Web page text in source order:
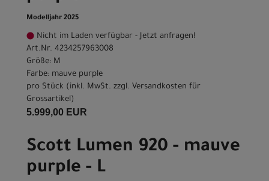
Modelljahr 2025
Nicht im Laden verfügbar - Jetzt anfragen!
Art.Nr. 4234257963008
Größe: M
Farbe: mauve purple
pro Stück (inkl. MwSt. zzgl. Versandkosten für
Grossartikel)
5.999,00 EUR
Scott Lumen 920 - mauve
purple - L